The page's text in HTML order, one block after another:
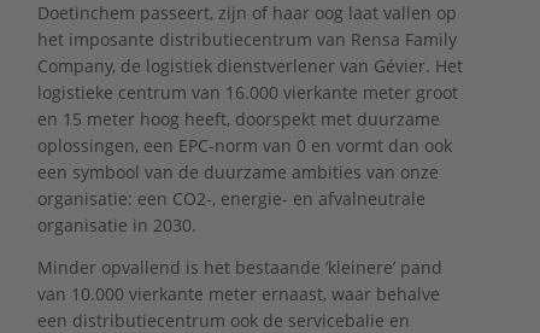
Doetinchem passeert, zijn of haar oog laat vallen op
het imposante distributiecentrum van Rensa Family
Company, de logistiek dienstverlener van Gévier. Het
logistieke centrum van 16.000 vierkante meter groot
en 15 meter hoog heeft, doorspekt met duurzame
oplossingen, een EPC-norm van 0 en vormt dan ook
een symbool van de duurzame ambities van onze
organisatie: een CO2-, energie- en afvalneutrale
organisatie in 2030.
Minder opvallend is het bestaande ‘kleinere’ pand
van 10.000 vierkante meter ernaast, waar behalve
een distributiecentrum ook de servicebalie en